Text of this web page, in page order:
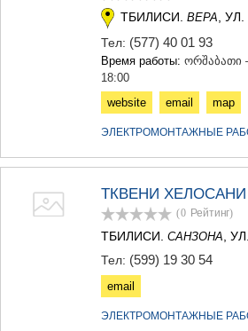
РАЧА-ЛЕЧХУМИ/НИЖНЯЯ
АБАША
МАРТВИЛИ
МЕСТИА
ТБИЛИСИ. ВЕРА ,
Тел: (577) 40 01 93
Время работы: ორშაბათი
18:00
website
email map
ЭЛЕКТРОМОНТАЖНЫЕ
ТКВЕНИ ХЕЛОСАНИ
(0 Рейтинг)
ТБИЛИСИ. САНЗОНА ,
Тел: (599) 19 30 54
email
ЭЛЕКТРОМОНТАЖНЫЕ